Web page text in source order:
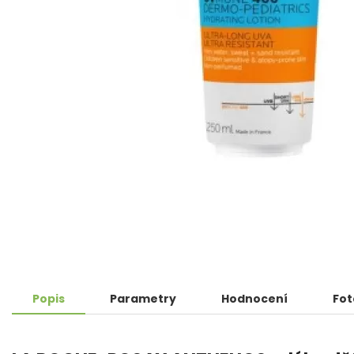
Popis Parametry Hodnocení